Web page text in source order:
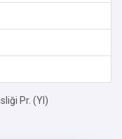
Pr. (Yl)